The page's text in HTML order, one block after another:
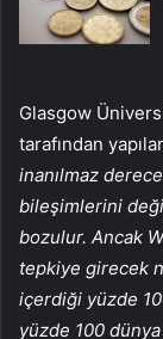
Glasgow
tarafından
inanılmaz
bileşimlerini
bozulur. Ancak
tepkiye girecek
içerdiği yüzde
yüzde 100